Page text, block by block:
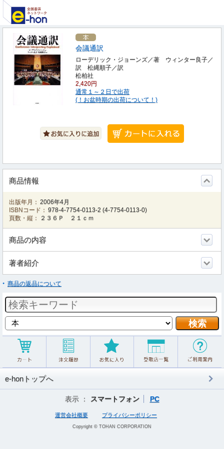
会議通訳
ローデリック・ジョーンズ／著 ウィンター良子／
訳 松縄順子／訳
松柏社
2,420円
通常１～２日で出荷
(！お盆時期の出荷について！)
商品情報
出版年月： 2006年4月
ISBNコード： 978-4-7754-0113-2 (4-7754-0113-0)
頁数・縦：
２３６Ｐ ２１ｃｍ
商品の内容
著者紹介
商品の返品について
e-honトップへ
表示 ： スマートフォン PC
運営会社概要 プライバシーポリシー
Copyright © TOHAN CORPORATION